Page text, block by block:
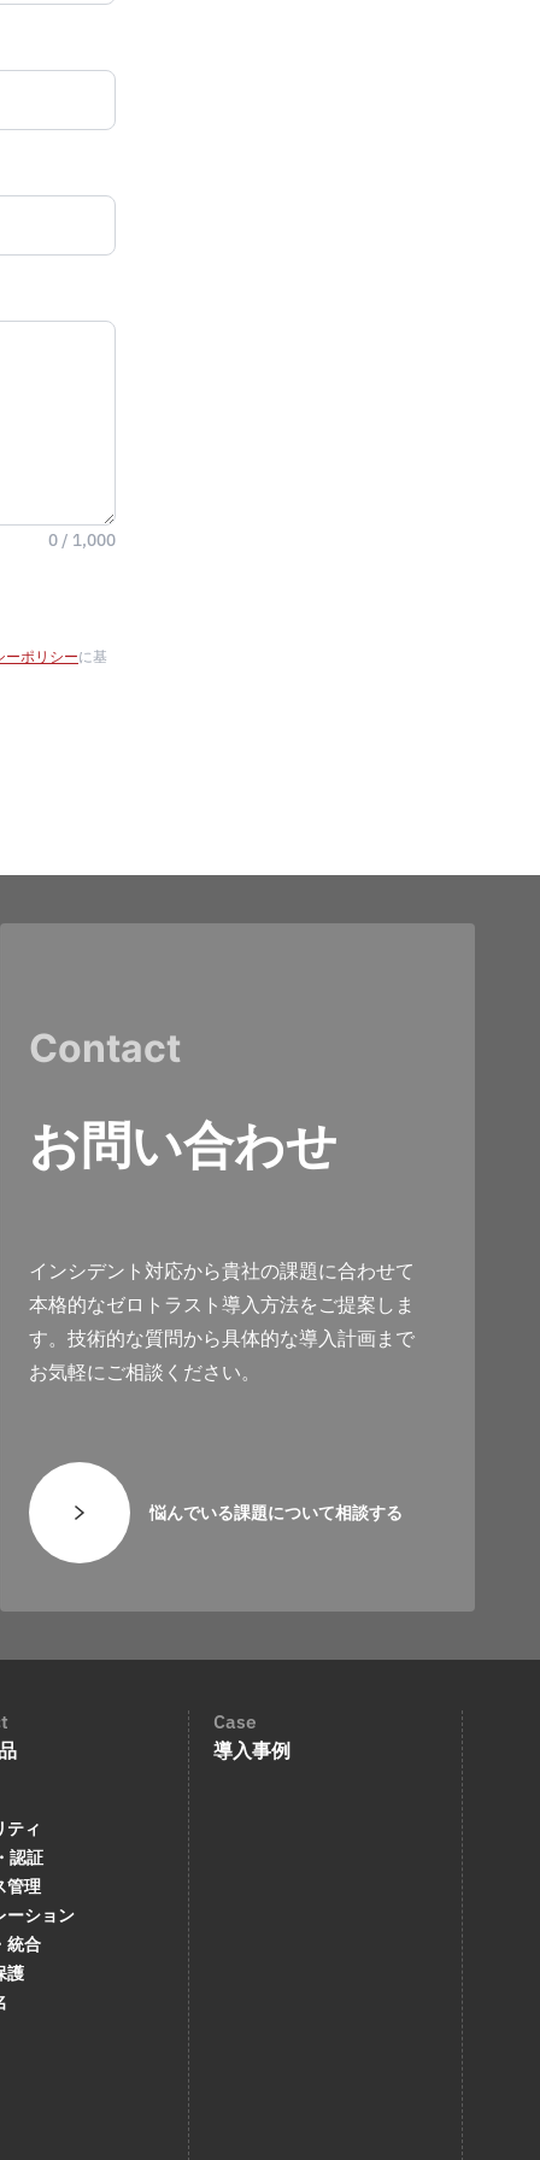
0 / 1,000
ーポリシーに基
Contact
お問い合わせ
インシデント対応から貴社の課題に合わせて
本格的なゼロトラスト導入方法をご提案しま
す。技術的な質問から具体的な導入計画まで
お気軽にご相談ください。
悩んでいる課題について相談する
ティ
認証
管理
ーション
統合
護
Case
導入事例